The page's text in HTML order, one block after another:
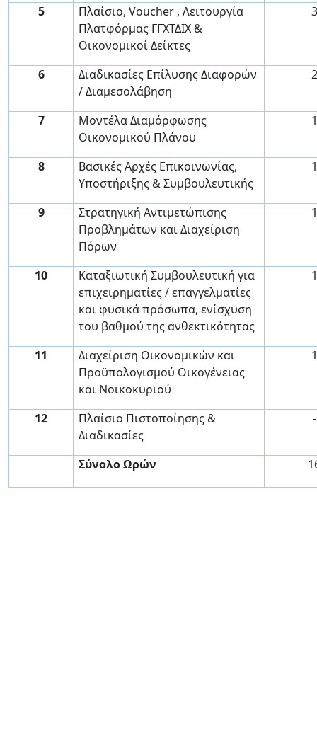
5 Πλαίσιο,Voucher , Λειτουργία
Πλατφόρμας ΓΓΧΤΔΙΧ &
Οικονομικοί Δείκτες
3
6
Διαδικασίες Επίλυσης Διαφορών
/ Διαμεσολάβηση
2
7
Μοντέλα Διαμόρφωσης
Οικονομικού Πλάνου
1
8
Βασικές Αρχές Επικοινωνίας,
Υποστήριξης & Συμβουλευτικής
1
9
Στρατηγική Αντιμετώπισης
Προβλημάτων και Διαχείριση
Πόρων
1
10
Καταξιωτική Συμβουλευτική για
επιχειρηματίες / επαγγελματίες
και φυσικά πρόσωπα, ενίσχυση
του βαθμού της ανθεκτικότητας
1
11
Διαχείριση Οικονομικών και
Προϋπολογισμού Οικογένειας
και Νοικοκυριού
1
12
Πλαίσιο Πιστοποίησης &
Διαδικασίες
-
Σύνολο Ωρών